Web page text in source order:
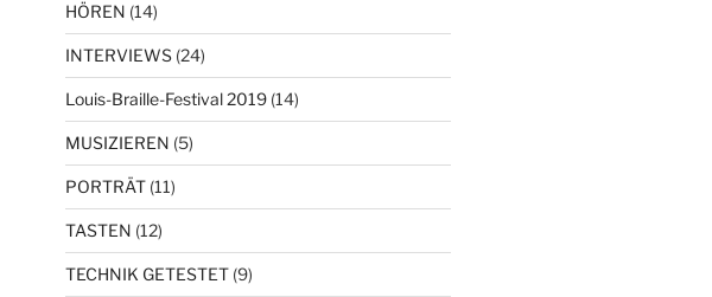
HÖREN (14)
INTERVIEWS(24)
Louis-Braille-Festival 2019(14)
MUSIZIEREN (5)
PORTRÄT(11)
TASTEN (12)
TECHNIK GETESTET(9)